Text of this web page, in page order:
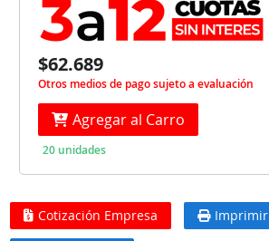
$62.689
Otros medios de pago sujeto a evaluación
Agregar al Carro
20 unidades
Cotización Empresa Imprimir